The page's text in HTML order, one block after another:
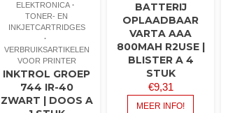
ELEKTRONICA
TONER- EN
INKJETCARTRIDGES
VERBRUIKSARTIKELEN
VOOR PRINTER
INKTROL GROEP
744 IR-40
ZWART | DOOS A
BATTERIJ
OPLAADBAAR
VARTA AAA
800MAH R2USE |
BLISTER A 4
STUK
€9,31
MEER INFO!